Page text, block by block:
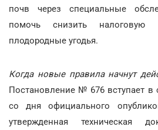
почв через специальные
помочь снизить налоговую
плодородные угодья.
Когда новые правила начнут
Постановление № 676 вступает в
со дня официального
утвержденная техническая